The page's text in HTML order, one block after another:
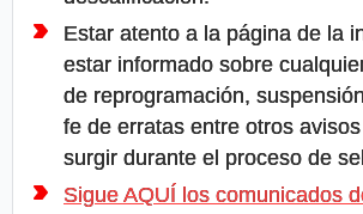
Estar atento a la página de la
estar informado sobre
de reprogramación,
fe de erratas entre otros
surgir durante el proceso de
Sigue AQUÍ los comunicados